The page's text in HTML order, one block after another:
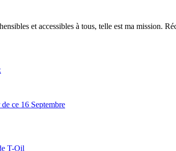
et accessibles à tous, telle est ma mission.
ce 16 Septembre
T-Oil